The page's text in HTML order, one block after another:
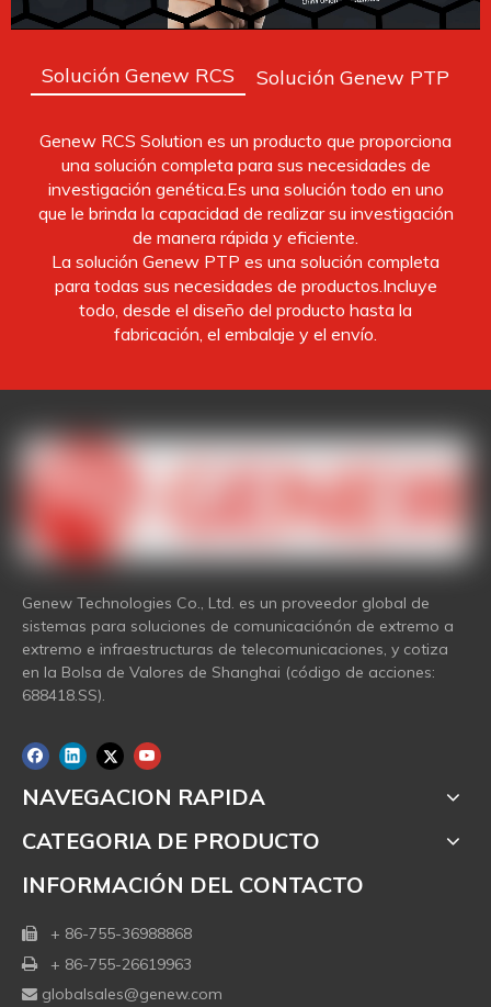
Solución Genew RCS Solución Genew PTP
Genew RCS Solution es un producto que proporciona
una solución completa para sus necesidades de
investigación genética.Es una solución todo en uno
que le brinda la capacidad de realizar su investigación
de manera rápida y eficiente.
La solución Genew PTP es una solución completa
para todas sus necesidades de productos.Incluye
todo, desde el diseño del producto hasta la
fabricación, el embalaje y el envío.
Genew Technologies Co., Ltd. es un proveedor global de
sistemas para soluciones de comunicaciónón de extremo a
extremo e infraestructuras de telecomunicaciones, y cotiza
en la Bolsa de Valores de Shanghai (código de acciones:
688418.SS).
NAVEGACION RAPIDA
CATEGORIA DE PRODUCTO
INFORMACIÓN DEL CONTACTO
 + 86-755-36988868
 + 86-755-26619963
 globalsales@genew.com